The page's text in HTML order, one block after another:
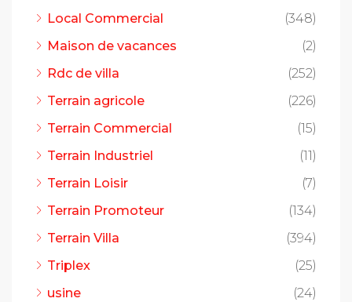
Local Commercial
(348)
Maison de vacances
(2)
Rdc de villa
(252)
Terrain agricole
(226)
Terrain Commercial
(15)
Terrain Industriel
(11)
Terrain Loisir
(7)
Terrain Promoteur
(134)
Terrain Villa
(394)
Triplex
(25)
usine
(24)